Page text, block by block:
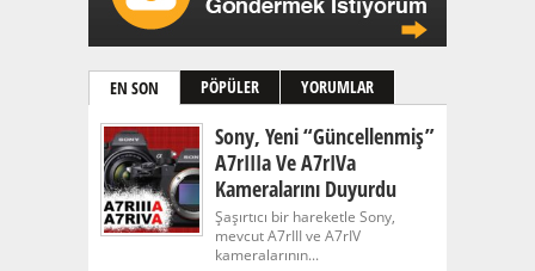
EN SON PÖPÜLER YORUMLAR
Sony, Yeni “güncellenmiş”
A7rIIIa Ve A7rIVa
Kameralarını Duyurdu
Şaşırtıcı bir hareketle Sony,
mevcut A7rIII ve A7rIV
kameralarının...